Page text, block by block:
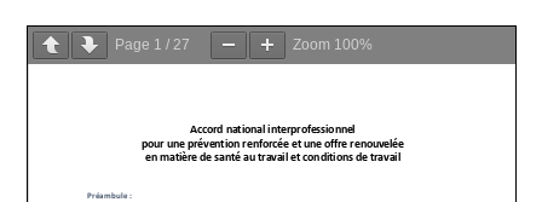
Page 1 / 27 Zoom 100%